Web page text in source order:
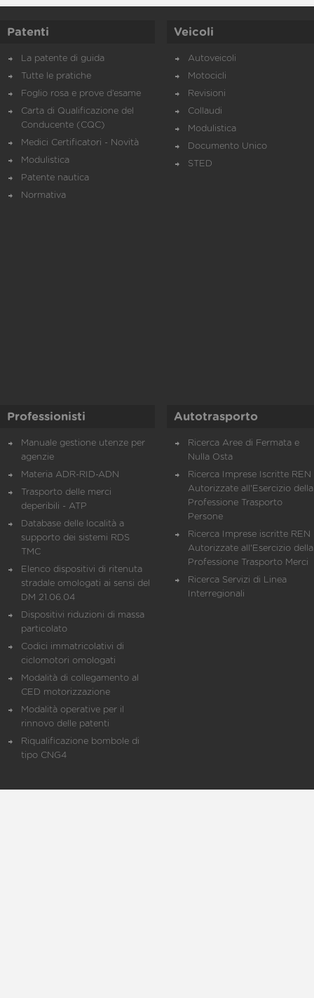
Patenti
La patente di guida
Tutte le pratiche
Foglio rosa e prove d’esame
Carta di Qualificazione del
Conducente (CQC)
Medici Certificatori - Novità
Modulistica
Patente nautica
Normativa
Veicoli
Autoveicoli
Motocicli
Revisioni
Collaudi
Modulistica
Documento Unico
STED
Professionisti
Manuale gestione utenze per
agenzie
Materia ADR-RID-ADN
Trasporto delle merci
deperibili - ATP
Database delle località a
supporto dei sistemi RDS
TMC
Elenco dispositivi di ritenuta
stradale omologati ai sensi del
DM 21.06.04
Dispositivi riduzioni di massa
particolato
Codici immatricolativi di
ciclomotori omologati
Modalità di collegamento al
CED motorizzazione
Modalità operative per il
rinnovo delle patenti
Riqualificazione bombole di
tipo CNG4
Autotrasporto
Ricerca Aree di Fermata e
Nulla Osta
Ricerca Imprese Iscritte REN
Autorizzate all'Esercizio della
Professione Trasporto
Persone
Ricerca Imprese iscritte REN
Autorizzate all'Esercizio della
Professione Trasporto Merci
Ricerca Servizi di Linea
Interregionali